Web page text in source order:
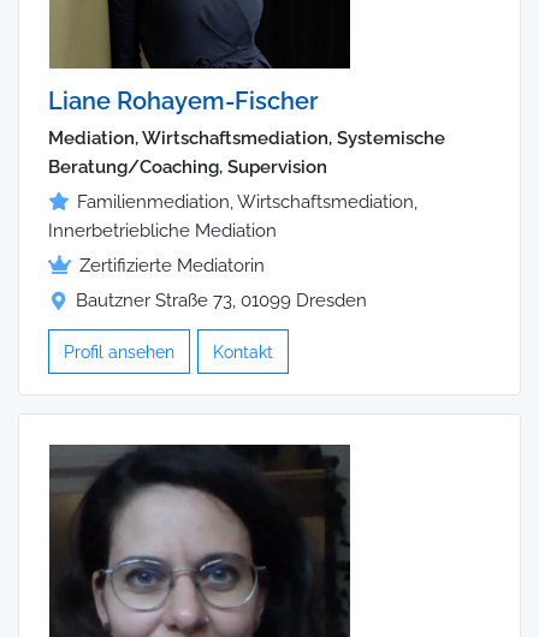
Liane Rohayem-Fischer
Mediation, Wirtschaftsmediation, Systemische
Beratung/Coaching, Supervision
Familienmediation, Wirtschaftsmediation,
Innerbetriebliche Mediation
Zertifizierte Mediatorin
Bautzner Straße 73, 01099 Dresden
Profil ansehen Kontakt